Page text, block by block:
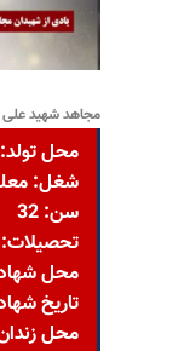
مجاهد شهید علی
محل تولد:
شغل:
سن: 32
محل
تاریخ شهادت:
محل